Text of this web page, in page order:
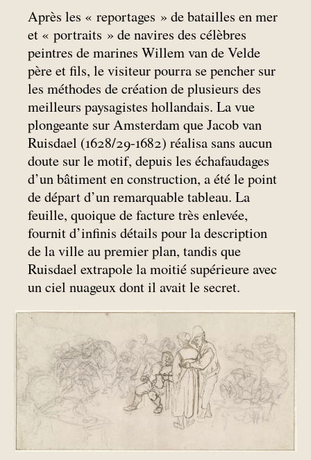
Après les « reportages » de batailles en mer
et « portraits » de navires des célèbres
peintres de marines Willem van de Velde
père et fils, le visiteur pourra se pencher sur
les méthodes de création de plusieurs des
meilleurs paysagistes hollandais. La vue
plongeante sur Amsterdam que Jacob van
Ruisdael (1628/29-1682) réalisa sans aucun
doute sur le motif, depuis les échafaudages
d’un bâtiment en construction, a été le point
de départ d’un remarquable tableau. La
feuille, quoique de facture très enlevée,
fournit d’infinis détails pour la description
de la ville au premier plan, tandis que
Ruisdael extrapole la moitié supérieure avec
un ciel nuageux dont il avait le secret.